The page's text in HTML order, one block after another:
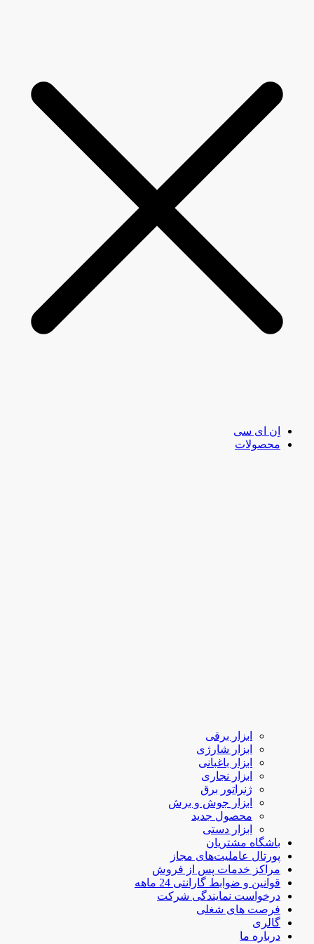
اِن ای سی
محصولات
ابزار برقی
ابزار شارژی
ابزار باغبانی
ابزار نجاری
ژنراتور برق
ابزار جوش و برش
محصول جدید
ابزار دستی
باشگاه مشتریان
پورتال عاملیت‌های مجاز
مراکز خدمات پس از فروش
قوانین و ضوابط گارانتی 24 ماهه
درخواست نمایندگی شرکت
فرصت های شغلی
گالری
درباره ما